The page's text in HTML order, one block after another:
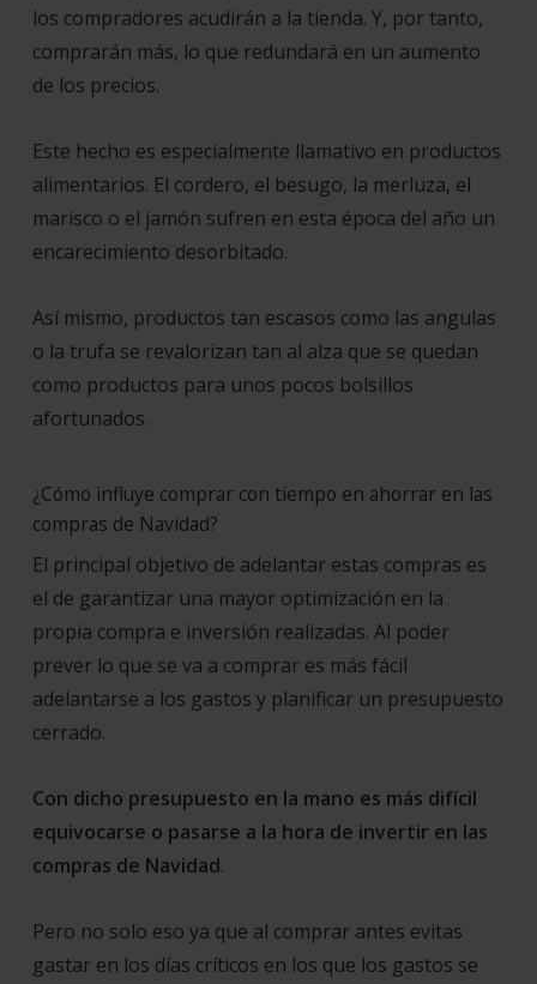
los compradores acudirán a la tienda. Y, por tanto,
comprarán más, lo que redundará en un aumento
de los precios.
Este hecho es especialmente llamativo en productos
alimentarios. El cordero, el besugo, la merluza, el
marisco o el jamón sufren en esta época del año un
encarecimiento desorbitado.
Así mismo, productos tan escasos como las angulas
o la trufa se revalorizan tan al alza que se quedan
como productos para unos pocos bolsillos
afortunados.
¿Cómo influye comprar con tiempo en ahorrar en las
compras de Navidad?
El principal objetivo de adelantar estas compras es
el de garantizar una mayor optimización en la
propia compra e inversión realizadas. Al poder
prever lo que se va a comprar es más fácil
adelantarse a los gastos y planificar un presupuesto
cerrado.
Con dicho presupuesto en la mano es más difícil
equivocarse o pasarse a la hora de invertir en las
compras de Navidad.
Pero no solo eso ya que al comprar antes evitas
gastar en los días críticos en los que los gastos se